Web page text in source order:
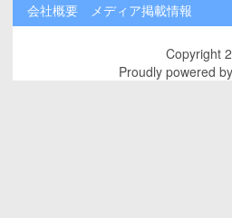
会社概要 メディア掲載情報
Copyright
Proudly powered by